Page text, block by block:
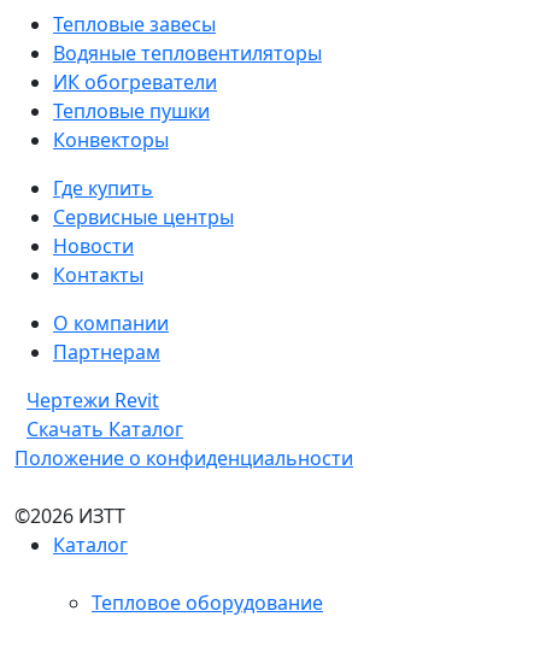
Тепловые завесы
Водяные тепловентиляторы
ИК обогреватели
Тепловые пушки
Конвекторы
Где купить
Сервисные центры
Новости
Контакты
О компании
Партнерам
Чертежи Revit
Скачать Каталог
Положение о конфиденциальности
©2026 ИЗТТ
Каталог
Тепловое оборудование